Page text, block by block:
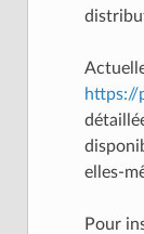
https://
elles-
Pour